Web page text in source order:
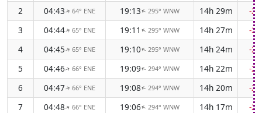
2
04:43↑64° ENE 19:13↑295° WNW 14h 29m
-
3
04:44↑65° ENE 19:11 ↑295° WNW 14h 27m
-
4
04:45↑65° ENE 19:10↑295° WNW 14h 24m
-
5
04:46↑66° ENE 19:09↑294° WNW 14h 22m
-
6
04:47↑66° ENE 19:08↑294° WNW 14h 20m
-
7
04:48↑66° ENE 19:06↑294° WNW 14h 17m
-